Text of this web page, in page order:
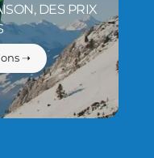
DES PRIX
➝